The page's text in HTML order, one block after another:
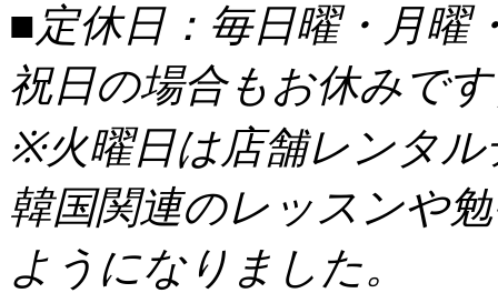
■定休日：毎日曜・月
祝日の場合もお休みで
※火曜日は店舗レンタル
韓国関連のレッスンや
ようになりました。